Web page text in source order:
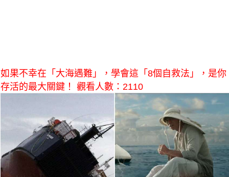
如果不幸在「大海遇難」，學會這「8個自救法」，是你
存活的最大關鍵！ 觀看人數：2110